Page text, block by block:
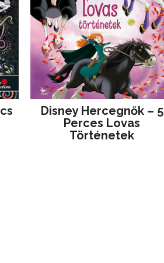
Disney ​Hercegnők – 5
Perces Lovas
Történetek